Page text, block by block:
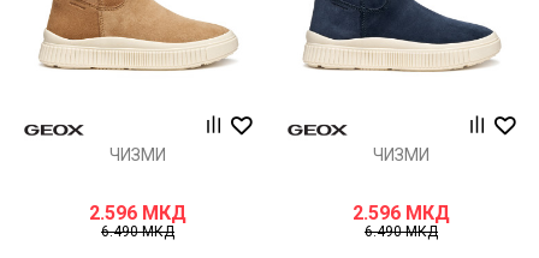
ЧИЗМИ
2.596 МКД
6.490МКД
ЧИЗМИ
2.596 МКД
6.490МКД